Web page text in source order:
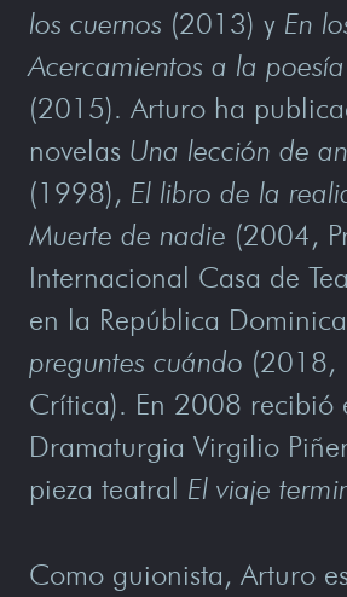
los cuernos (2013) y En
Acercamientos a la
(2015). Arturo ha
novelas Una lección de
(1998), El libro de la
Muerte de nadie (2004,
Internacional Casa de
en la República
preguntes cuándo (2018,
Crítica). En 2008 recibió
Dramaturgia Virgilio
pieza teatral El viaje
Como guionista, Arturo